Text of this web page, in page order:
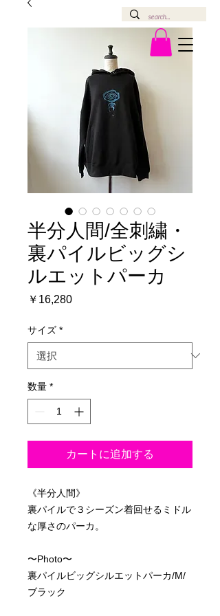
半分人間/全刺繍・
裏パイルビッグシ
ルエットパーカ
￥16,280価
サイズ *
数量 *
カートに追加する
《半分人間》
裏パイルで３シーズン着回せるミドル
な厚さのパーカ。
〜Photo〜
裏パイルビッグシルエットパーカ/M/
ブラック